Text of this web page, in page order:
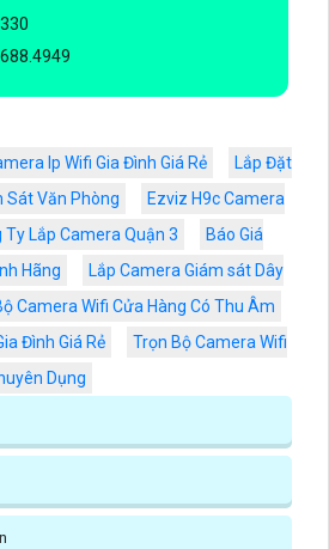
Ip Wifi Gia Đình Giá Rẻ
Lắp Đặt
Sát Văn Phòng
Ezviz H9c Camera
Ty Lắp Camera Quận 3
Báo Giá
Hãng
Lắp Camera Giám sát Dây
Camera Wifi Cửa Hàng Có Thu Âm
Đình Giá Rẻ
Trọn Bộ Camera Wifi
Dụng